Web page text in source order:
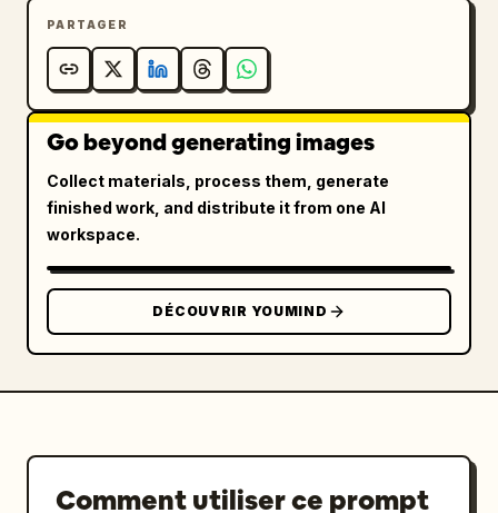
PARTAGER
Go beyond generating images
Collect materials, process them, generate
finished work, and distribute it from one AI
workspace.
DÉCOUVRIR YOUMIND
Comment utiliser ce prompt